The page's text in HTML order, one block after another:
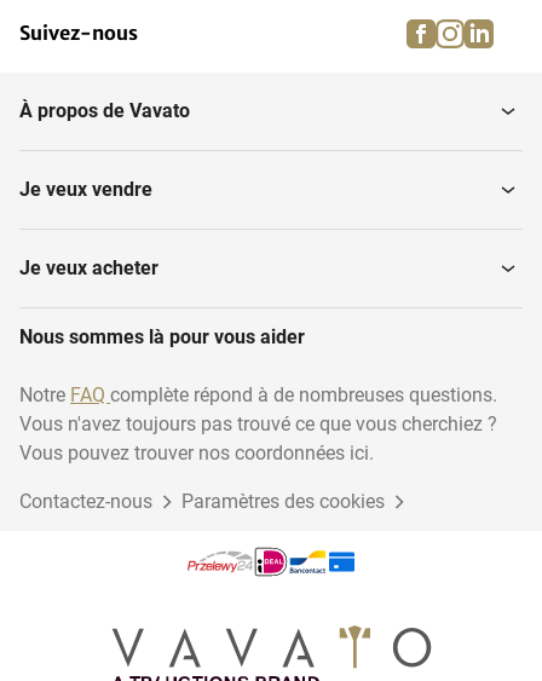
Suivez-nous facebook
À propos de Vavato
Je veux vendre
Je veux acheter
Nous sommes là pour vous aider
Notre FAQ complète répond à de nombreuses questions.
Vous n'avez toujours pas trouvé ce que vous cherchiez ?
Vous pouvez trouver nos coordonnées ici.
Contactez-nous Paramètres des cookies